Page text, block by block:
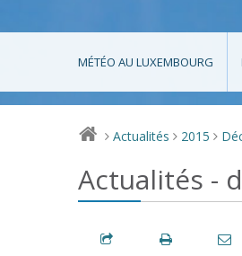
MÉTÉO AU LUXEMBOURG
> Actualités > 2015 >
Actualités -